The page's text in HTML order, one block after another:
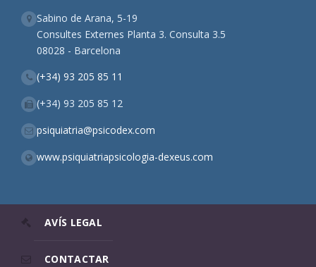
Sabino de Arana, 5-19
Consultes Externes Planta 3. Consulta 3.5
08028 - Barcelona
(+34) 93 205 85 11
(+34) 93 205 85 12
psiquiatria@psicodex.com
www.psiquiatriapsicologia-dexeus.com
AVÍS LEGAL
CONTACTAR